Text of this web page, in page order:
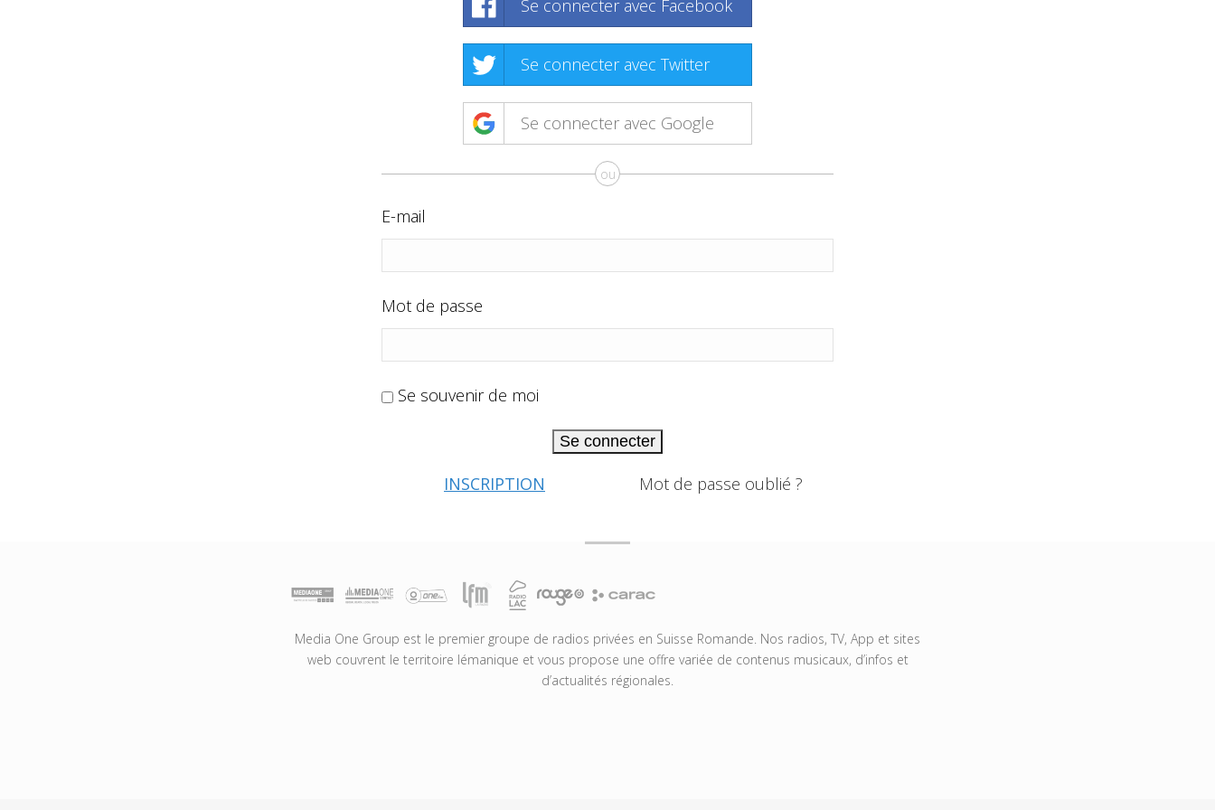
Se connecter avec Facebook
Se connecter avec Twitter
Se connecter avec Google
ou
E-mail
Mot de passe
Se souvenir de moi
Se connecter
INSCRIPTION Mot de passe oublié ?
Media One Group est le premier groupe de radios privées en Suisse Romande. Nos radios, TV, App et sites
web couvrent le territoire lémanique et vous propose une offre variée de contenus musicaux, d’infos et
d’actualités régionales.